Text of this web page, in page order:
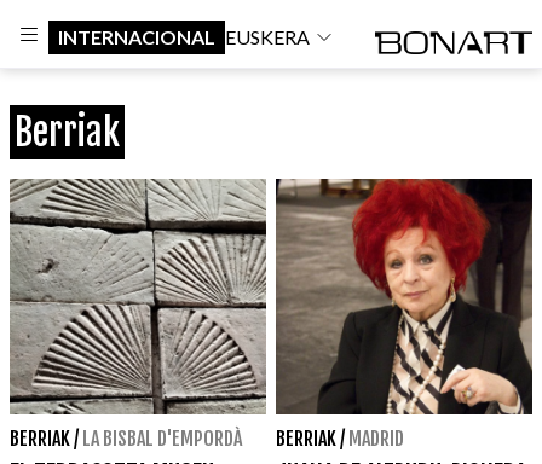
INTERNACIONAL EUSKERA
Berriak
BERRIAK/ LA BISBAL D'EMPORDÀ BERRIAK/ MADRID